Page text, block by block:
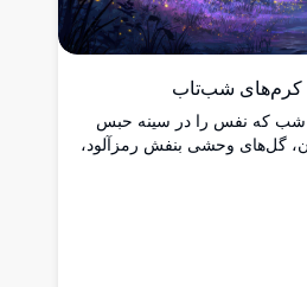
کرم‌های شب‌تاب
شب که نفس را در سینه حبس
گل‌های وحشی بنفش رمزآلود،